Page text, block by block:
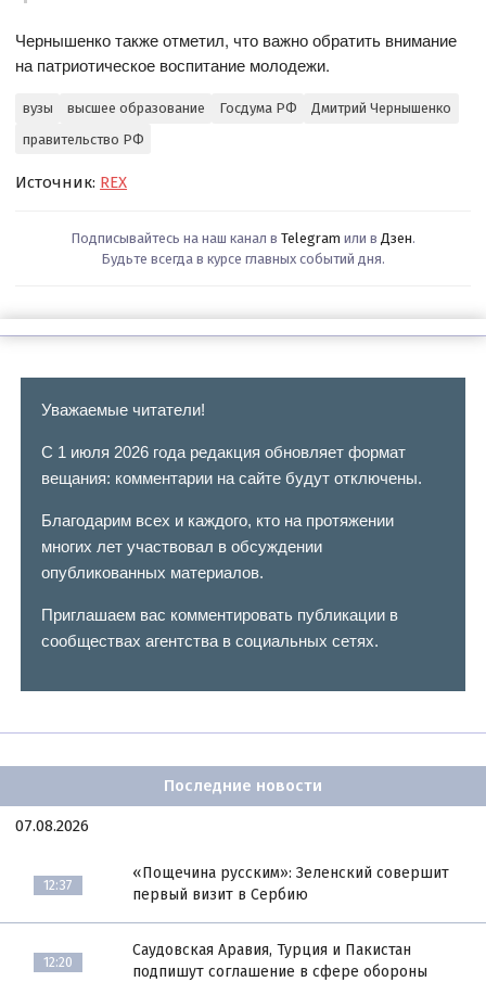
Чернышенко также отметил, что важно обратить внимание
на патриотическое воспитание молодежи.
вузы высшее образование Госдума РФ
Дмитрий Чернышенко
правительство РФ
Источник: REX
Подписывайтесь на наш канал в Telegram или в Дзен.
Будьте всегда в курсе главных событий дня.
Уважаемые читатели!
С 1 июля 2026 года редакция обновляет формат
вещания: комментарии на сайте будут отключены.
Благодарим всех и каждого, кто на протяжении
многих лет участвовал в обсуждении
опубликованных материалов.
Приглашаем вас комментировать публикации в
сообществах агентства в социальных сетях.
Последние новости
07.08.2026
12:37
«Пощечина русским»: Зеленский совершит
первый визит в Сербию
12:20
Саудовская Аравия, Турция и Пакистан
подпишут соглашение в сфере обороны